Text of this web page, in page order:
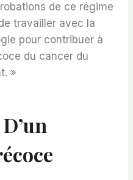
de ce régime
travailler avec la
pour contribuer à
du cancer du
»